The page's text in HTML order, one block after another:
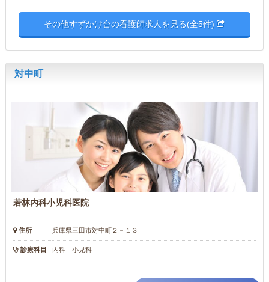
その他すずかけ台の看護師求人を見る(全5件)
対中町
若林内科小児科医院
住所 兵庫県三田市対中町２－１３
診療科目 内科 小児科